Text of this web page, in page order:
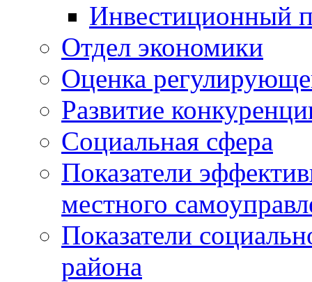
Инвестиционный
Отдел экономики
Оценка
Развитие
Социальная сфера
Показатели
местного
Показатели
района